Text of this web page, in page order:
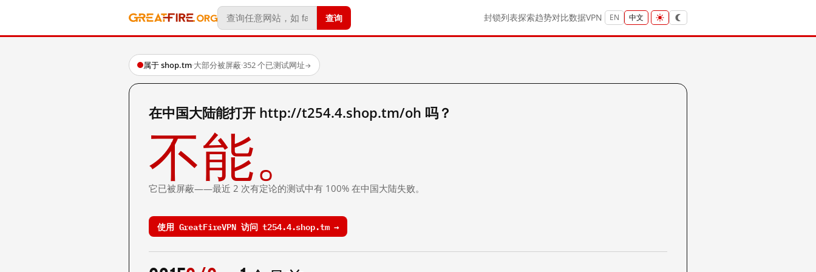
查询 封锁列表探索趋势对比数据VPN EN 中文
属于 shop.tm·大部分被屏蔽·352 个已测试网址→
在中国大陆能打开 http://t254.4.shop.tm/oh 吗？
不能。
它已被屏蔽——最近 2 次有定论的测试中有 100% 在中国大陆失败。
使用 GreatFireVPN 访问 t254.4.shop.tm →